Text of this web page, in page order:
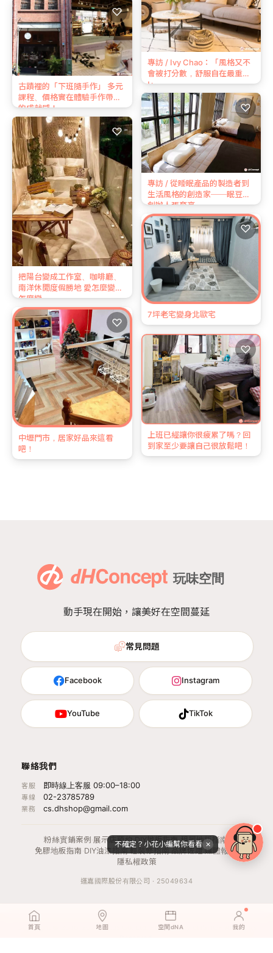
專訪 / Ivy Chao：「風格又不
會被打分數，舒服自在最重要
!」
古蹟裡的「下班隨手作」 多元
課程、價格實在體驗手作帶來
的成就感！
♡
專訪 / 從睡眠產品的製造者到
生活風格的創造家──眠豆腐
創辦人張育豪
♡
把陽台變成工作室、咖啡廳、
南洋休閒度假勝地 愛怎麼變就
怎麼變
♡
7坪老宅變身北歐宅
♡
中壢門市，居家好品來這看
吧！
♡
上班已經讓你很疲累了嗎？回
到家至少要讓自己很放鬆吧！
♡
動手現在開始，讓美好在空間蔓延
常見問題
Facebook Instagram
YouTube TikTok
聯絡我們
客服 即時線上客服 09:00–18:00
專線 02-23785789
業務 cs.dhshop@gmail.com
粉絲實鋪案例 ·展示店預約·DIY地板指南· 租屋地板指南
免膠地板指南 ·DIY油漆指南 ·媒體報導·
隱私權政策
運嘉國際股份有限公司 · 25049634
Copyright © 2016-2026 dPlus Co. Ltd. Powered by dHSHOP All Rights
首頁 地圖 空間dNA 我的
不確定？小花小編幫你看看 ✕